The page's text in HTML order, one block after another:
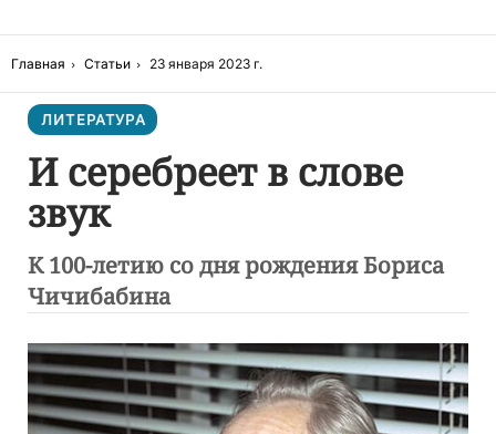
Главная Статьи 23 января 2023 г.
ЛИТЕРАТУРА
И серебреет в слове
звук
К 100-летию со дня рождения Бориса
Чичибабина